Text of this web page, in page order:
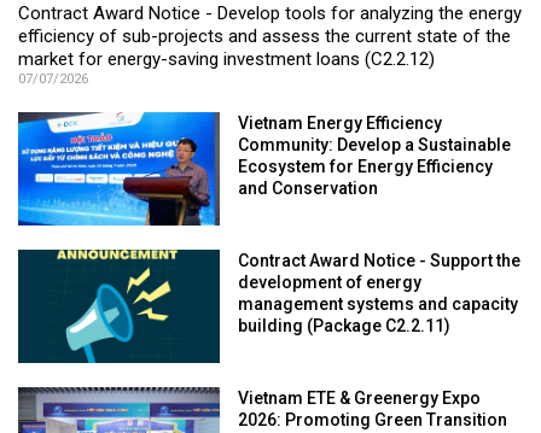
Contract Award Notice - Develop tools for analyzing the energy
efficiency of sub-projects and assess the current state of the
market for energy-saving investment loans (C2.2.12)
07/07/2026
Vietnam Energy Efficiency
Community: Develop a Sustainable
Ecosystem for Energy Efficiency
and Conservation
Contract Award Notice - Support the
development of energy
management systems and capacity
building (Package C2.2.11)
Vietnam ETE & Greenergy Expo
2026: Promoting Green Transition